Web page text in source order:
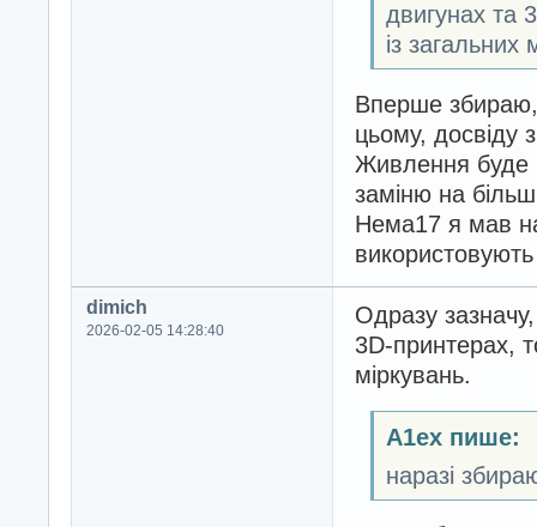
двигунах та
із загальних
Вперше
цьому, досвіду
Живлення буде
заміню на
Нема17 я мав на
dimich
2026-02-05 14:28:40
Одразу
3D-принтерах,
міркувань.
A1ex пише:
наразі